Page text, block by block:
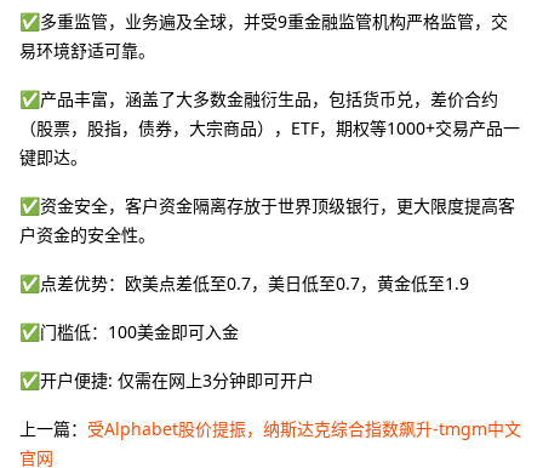
✅多重监管，业务遍及全球，并受9重金融监管机构严格监管，交
易环境舒适可靠。
✅产品丰富，涵盖了大多数金融衍生品，包括货币兑，差价合约
（股票，股指，债券，大宗商品），ETF，期权等1000+交易产品一
键即达。
✅资金安全，客户资金隔离存放于世界顶级银行，更大限度提高客
户资金的安全性。
✅点差优势：欧美点差低至0.7，美日低至0.7，黄金低至1.9
✅门槛低：100美金即可入金
✅开户便捷: 仅需在网上3分钟即可开户
上一篇： 受Alphabet股价提振，纳斯达克综合指数飙升-tmgm中文
官网